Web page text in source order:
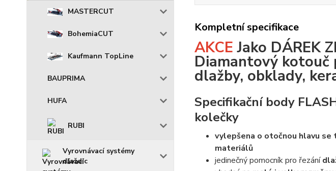
MASTERCUT
BohemiaCUT
Kaufmann TopLine
BAUPRIMA
HUFA
RUBI
Vyrovnávací systémy
dlaždic
Kompletní specifikace
AKCE Jako DÁREK
Diamantový kotouč
dlažby, obklady,
Specifikační body
kolečky
vylepšena o otočnou hlavu se
materiálů
jedinečný pomocník pro řezání